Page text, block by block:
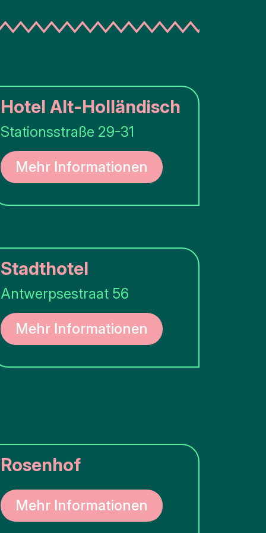
Hotel Alt-Holländisch
Stationsstraße 29-31
Mehr Informationen
Stadthotel
Antwerpsestraat 56
Mehr Informationen
Rosenhof
Mehr Informationen